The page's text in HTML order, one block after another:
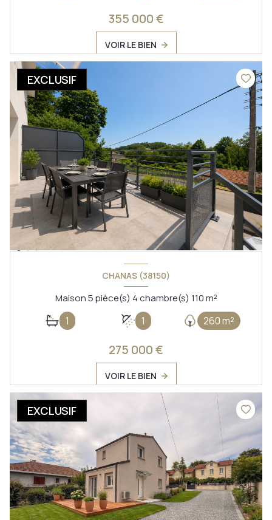
355 000 €
VOIR LE BIEN
EXCLUSIF
CHANAS (38150)
Maison 5 pièce(s) 4 chambre(s) 110 m²
1 1 260 m²
275 000 €
VOIR LE BIEN
EXCLUSIF